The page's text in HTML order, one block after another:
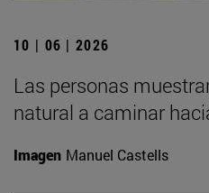
10 | 06 | 2026
Las personas
natural a caminar
Imagen Manuel Castells